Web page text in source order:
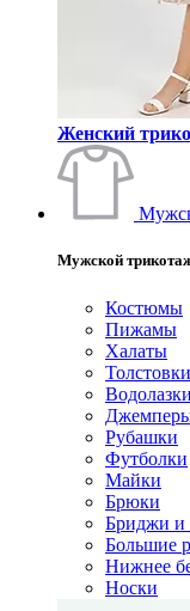
Женский
Мужской
Костюмы
Пижамы
Халаты
Толстовки
Водолазки
Рубашки
Футболки
Майки
Брюки
Бриджи
Большие
Нижнее
Носки